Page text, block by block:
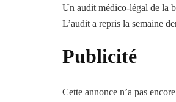
Un audit médico-légal de la
L’audit a repris la semaine
Publicité
Cette annonce n’a pas